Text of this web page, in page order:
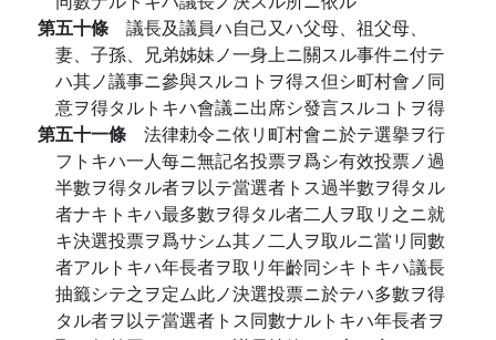
第五十條 議長及議員ハ自己又ハ父母、祖父母、
妻、子孫、兄弟姊妹ノ一身上ニ關スル事件ニ付テ
ハ其ノ議事ニ參與スルコトヲ得ス但シ町村會ノ同
意ヲ得タルトキハ會議ニ出席シ發言スルコトヲ得
第五十一條 法律勅令ニ依リ町村會ニ於テ選擧ヲ行
フトキハ一人每ニ無記名投票ヲ爲シ有效投票ノ過
半數ヲ得タル者ヲ以テ當選者トス過半數ヲ得タル
者ナキトキハ最多數ヲ得タル者二人ヲ取リ之ニ就
キ決選投票ヲ爲サシム其ノ二人ヲ取ルニ當リ同數
者アルトキハ年長者ヲ取リ年齡同シキトキハ議長
抽籤シテ之ヲ定ム此ノ決選投票ニ於テハ多數ヲ得
タル者ヲ以テ當選者トス同數ナルトキハ年長者ヲ